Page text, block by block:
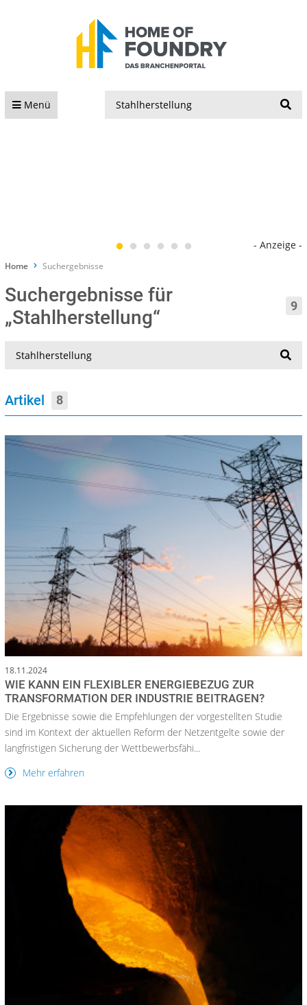
Menü
- Anzeige -
Home Suchergebnisse
Suchergebnisse für
„Stahlherstellung“
9
Artikel 8
18.11.2024
WIE KANN EIN FLEXIBLER ENERGIEBEZUG ZUR
TRANSFORMATION DER INDUSTRIE BEITRAGEN?
Die Ergebnisse sowie die Empfehlungen der vorgestellten Studie
sind im Kontext der aktuellen Reform der Netzentgelte sowie der
langfristigen Sicherung der Wettbewerbsfähi...
Mehr erfahren